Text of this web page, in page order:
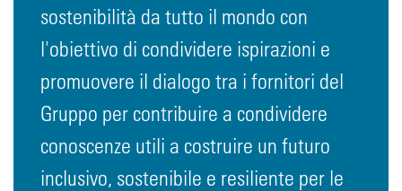
sostenibilità da tutto il mondo con
l'obiettivo di condividere ispirazioni e
promuovere il dialogo tra i fornitori del
Gruppo per contribuire a condividere
conoscenze utili a costruire un futuro
inclusivo, sostenibile e resiliente per le